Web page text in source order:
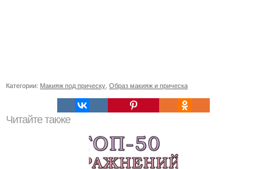
Категории: Макияж под прическу Образ макияж и прическа
Читайте также